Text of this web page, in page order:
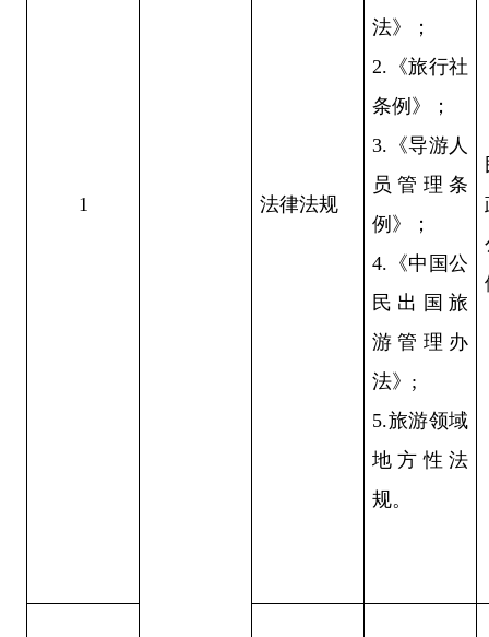
1 法律法规
法》；
2.《旅行社
条例》；
3.《导游人
员管理条
例》；
4.《中国公
民出国旅
游管理办
法》;
5.旅游领域
地方性法
规。